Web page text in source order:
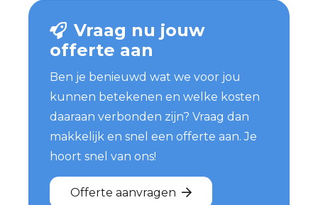
Vraag nu jouw
offerte aan
Ben je benieuwd wat we voor jou
kunnen betekenen en welke kosten
daaraan verbonden zijn? Vraag dan
makkelijk en snel een offerte aan. Je
hoort snel van ons!
Offerte aanvragen